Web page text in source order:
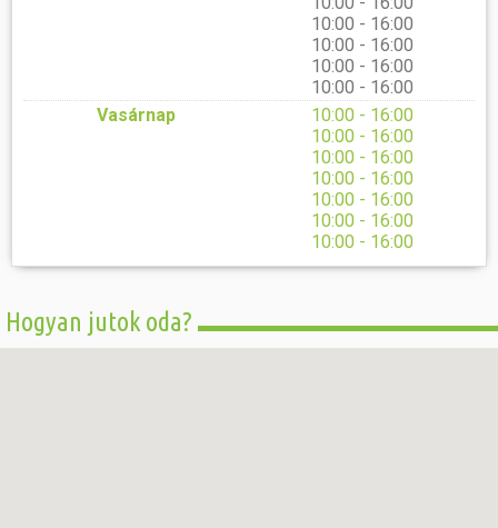
10:00 - 16:00
10:00 - 16:00
10:00 - 16:00
10:00 - 16:00
Vasárnap
10:00 - 16:00
10:00 - 16:00
10:00 - 16:00
10:00 - 16:00
10:00 - 16:00
10:00 - 16:00
10:00 - 16:00
Hogyan jutok oda?